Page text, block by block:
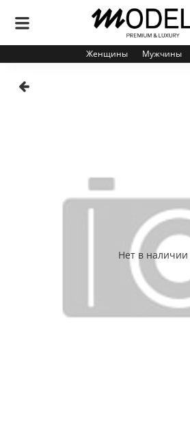
Женщины Мужчины
Нет в наличии